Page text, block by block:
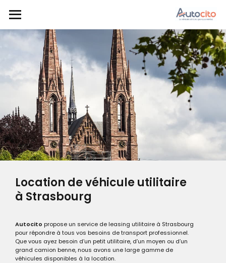
Location de véhicule utilitaire
à Strasbourg
Autocito propose un service de leasing utilitaire à Strasbourg
pour répondre à tous vos besoins de transport professionnel.
Que vous ayez besoin d’un petit utilitaire, d’un moyen ou d’un
grand camion benne, nous avons une large gamme de
véhicules disponibles à la location.